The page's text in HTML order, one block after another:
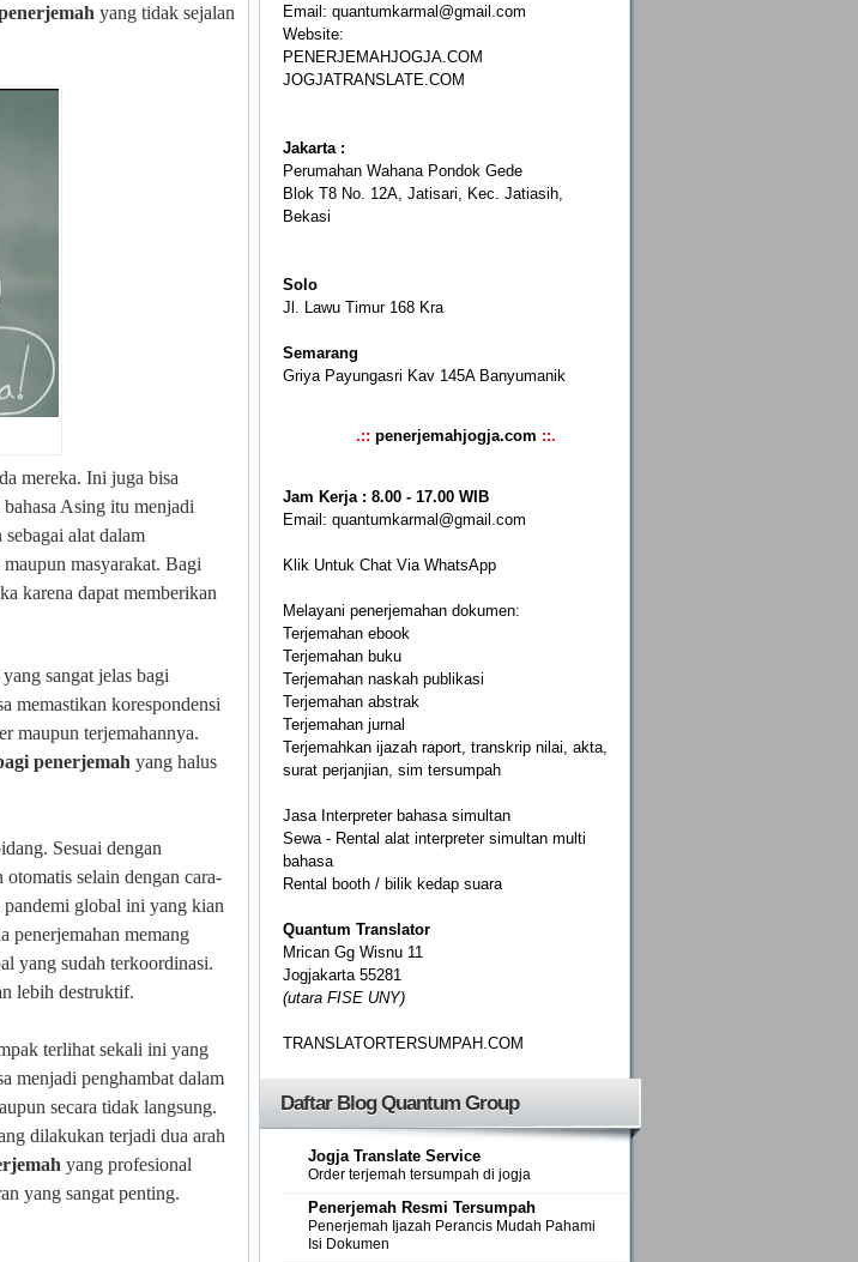
yang tidak sejalan
mereka. Ini juga bisa
Asing itu menjadi
alat dalam
masyarakat. Bagi
karena dapat memberikan
sangat jelas bagi
memastikan korespondensi
maupun terjemahannya.
penerjemah yang halus
Sesuai dengan
selain dengan cara-
pandemi global ini yang kian
penerjemahan memang
yang sudah terkoordinasi.
lebih destruktif.
terlihat sekali ini yang
menjadi penghambat dalam
secara tidak langsung.
dilakukan terjadi dua arah
yang profesional
yang sangat penting.
Email: quantumkarmal@gmail.com
Website:
PENERJEMAHJOGJA.COM
JOGJATRANSLATE.COM
Jakarta :
Perumahan Wahana Pondok Gede
Blok T8 No. 12A, Jatisari, Kec. Jatiasih,
Bekasi
Solo
Jl. Lawu Timur 168 Kra
Semarang
Griya Payungasri Kav 145A Banyumanik
.:: penerjemahjogja.com ::.
Jam Kerja : 8.00 - 17.00 WIB
Email: quantumkarmal@gmail.com
Klik Untuk Chat Via WhatsApp
Melayani penerjemahan dokumen:
Terjemahan ebook
Terjemahan buku
Terjemahan naskah publikasi
Terjemahan abstrak
Terjemahan jurnal
Terjemahkan ijazah raport, transkrip nilai, akta,
surat perjanjian, sim tersumpah
Jasa Interpreter bahasa simultan
Sewa - Rental alat interpreter simultan multi
bahasa
Rental booth / bilik kedap suara
Quantum Translator
Mrican Gg Wisnu 11
Jogjakarta 55281
(utara FISE UNY)
TRANSLATORTERSUMPAH.COM
Daftar Blog Quantum Group
Jogja Translate Service
Order terjemah tersumpah di jogja
Penerjemah Resmi Tersumpah
Penerjemah Ijazah Perancis Mudah Pahami
Isi Dokumen